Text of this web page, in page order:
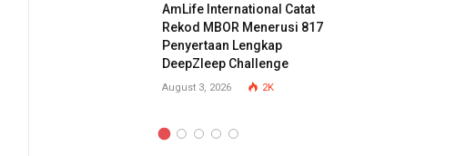
AmLife International Catat
Rekod MBOR Menerusi 817
Penyertaan Lengkap
DeepZleep Challenge
August 3, 2026 2K